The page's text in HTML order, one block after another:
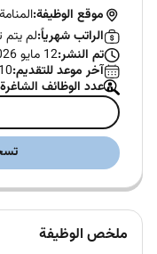
موقع الوظيفة:المنامة
الراتب شهرياً:لم
تم النشر:12 مايو 2026 (نُشرت منذ أكثر من 30 يومًا)
آخر موعد للتقديم:10 اغسطس 2026
عدد الوظائف
ملخص الوظيفة